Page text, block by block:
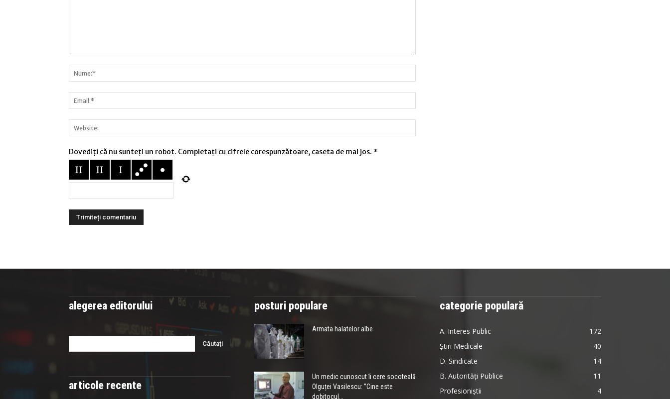
Dovediți că nu sunteți un robot. Completați cu cifrele corespunzătoare, caseta de mai jos. *
alegerea editorului
articole recente
posturi populare
Armata halatelor albe
Un medic cunoscut îi cere socoteală
Olguței Vasilescu: ”Cine este
dobitocul...
categorie populară
A. Interes Public
172
Știri Medicale
40
D. Sindicate
14
B. Autorități Publice
11
Profesioniștii
4